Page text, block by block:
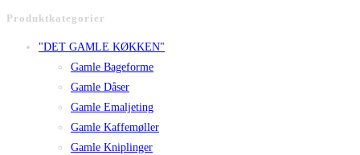
Produktkategorier
"DET GAMLE KØKKEN"
Gamle Bageforme
Gamle Dåser
Gamle Emaljeting
Gamle Kaffemøller
Gamle Kniplinger